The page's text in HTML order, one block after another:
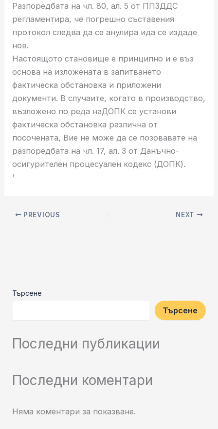
Разпоредбата на чл. 80, ал. 5 от ППЗДДС
регламентира, че погрешно съставения
протокол следва да се анулира ида се издаде
нов.
Настоящото становище е принципно и е въз
основа на изложената в запитването
фактическа обстановка и приложени
документи. В случаите, когато в производство,
възложено по реда наДОПК се установи
фактическа обстановка различна от
посочената, Вие не може да се позовавате на
разпоредбата на чл. 17, ал. 3 от Данъчно-
осигурителен процесуален кодекс (ДОПК).
‘
PREVIOUS NEXT
Търсене
Търсене
Последни публикации
Последни коментари
Няма коментари за показване.